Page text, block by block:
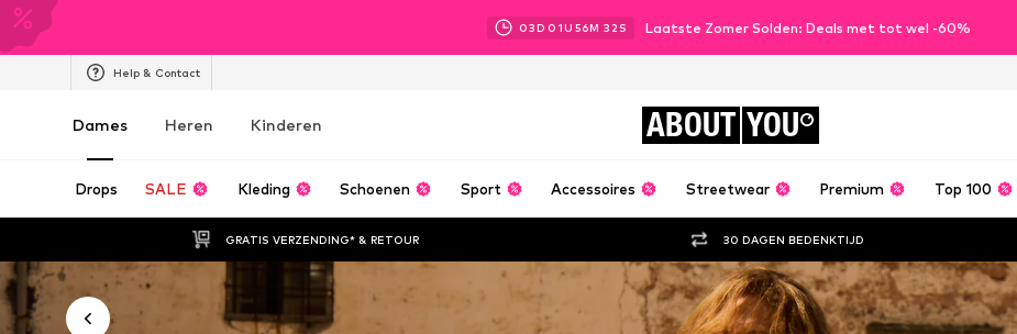
03D 01U 56M 31 S Laatste Zomer Solden: Deals met tot wel -60%
Help & Contact
Dames Heren Kinderen ABOUT YOU
Drops SALE Kleding Schoenen Sport Accessoires Streetwear Premium Top 100
GRATIS VERZENDING* & RETOUR 30 DAGEN BEDENKTIJD